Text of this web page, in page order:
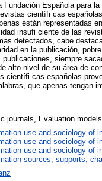
Fundación Española para
científi cas
están representadas
insufi ciente de las
detectados, cabe
en la publicación,
siempre
alto nivel de su área de
científi cas españolas
que apenas tengan
journals, Evaluation
use and sociology of
use and sociology of
use and sociology of
sources, supports,